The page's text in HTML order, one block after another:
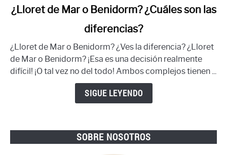
enlace
a
de
Mar
o
Benidorm?
¿Lloret de Mar o Benidorm? ¿Cuáles son las
diferencias?
¿Lloret de Mar o Benidorm? ¿Ves la diferencia? ¿Lloret
de Mar o Benidorm? ¡Esa es una decisión realmente
difícil! ¡O tal vez no del todo! Ambos complejos tienen ...
SIGUE LEYENDO
SOBRE NOSOTROS